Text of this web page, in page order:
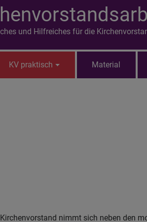
und Hilfreiches für die
KV praktisch Material
nimmt sich neben den